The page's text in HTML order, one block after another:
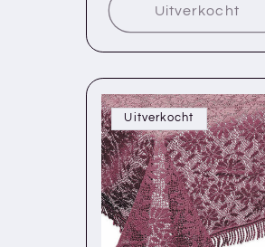
Uitverkocht
Uitverkocht